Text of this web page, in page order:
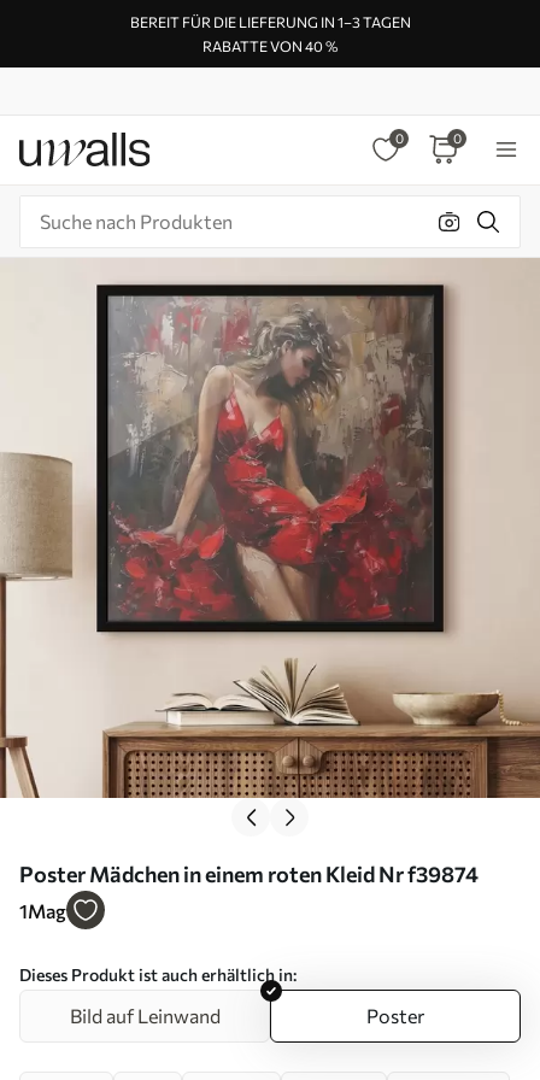
BEREIT FÜR DIE LIEFERUNG IN 1–3 TAGEN
RABATTE VON 40 %
0 0
Poster Mädchen in einem roten Kleid Nr f39874
1Mag
Dieses Produkt ist auch erhältlich in:
Bild auf Leinwand Poster